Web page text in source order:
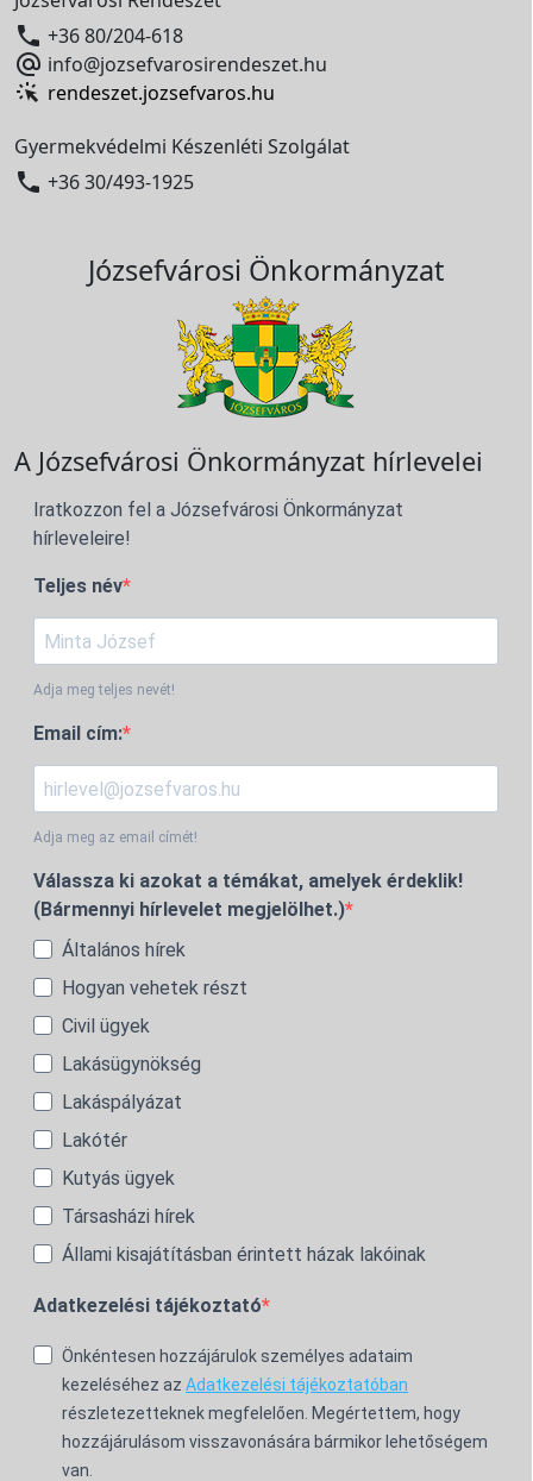
 +36 80/204-618
 info@jozsefvarosirendeszet.hu
rendeszet.jozsefvaros.hu
Gyermekvédelmi Készenléti Szolgálat
 +36 30/493-1925
Józsefvárosi Önkormányzat
A Józsefvárosi Önkormányzat hírlevelei
Iratkozzon fel a Józsefvárosi Önkormányzat
hírleveleire!
Teljes név
Adja meg teljes nevét!
Email cím:
Adja meg az email címét!
Válassza ki azokat a témákat, amelyek érdeklik!
(Bármennyi hírlevelet megjelölhet.)
Általános hírek
Hogyan vehetek részt
Civil ügyek
Lakásügynökség
Lakáspályázat
Lakótér
Kutyás ügyek
Társasházi hírek
Állami kisajátításban érintett házak lakóinak
Adatkezelési tájékoztató
Önkéntesen hozzájárulok személyes adataim
kezeléséhez az Adatkezelési tájékoztatóban
részletezetteknek megfelelően. Megértettem, hogy
hozzájárulásom visszavonására bármikor lehetőségem
van.